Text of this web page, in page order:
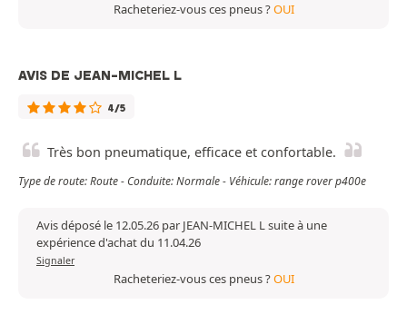
Racheteriez-vous ces pneus ?OUI
AVIS DE JEAN-MICHEL L
4/5
Très bon pneumatique, efficace et confortable.
Type de route: Route - Conduite: Normale - Véhicule: range rover p400e
Avis déposé le 12.05.26 par JEAN-MICHEL L suite à une
expérience d'achat du 11.04.26
Signaler
Racheteriez-vous ces pneus ?OUI